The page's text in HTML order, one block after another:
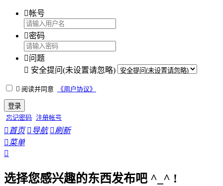
帐号
密码
问题
 安全提问(未设置请忽略)
 阅读并同意 《用户协议》
登录
忘记密码 注册帐号
 首页  导航 刷新
菜单

选择您感兴趣的东西发布吧 ^_^ !